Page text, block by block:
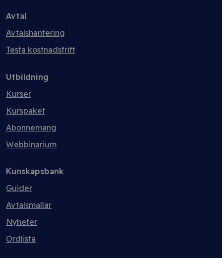
Avtal
Avtalshantering
Testa kostnadsfritt
Utbildning
Kurser
Kurspaket
Abonnemang
Webbinarium
Kunskapsbank
Guider
Avtalsmallar
Nyheter
Ordlista